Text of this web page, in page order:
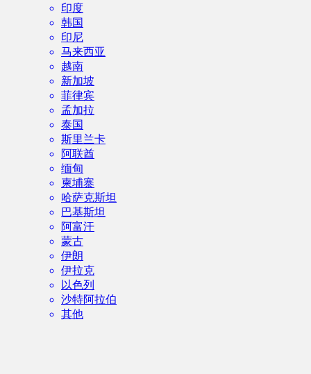
印度
韩国
印尼
马来西亚
越南
新加坡
菲律宾
孟加拉
泰国
斯里兰卡
阿联酋
缅甸
柬埔寨
哈萨克斯坦
巴基斯坦
阿富汗
蒙古
伊朗
伊拉克
以色列
沙特阿拉伯
其他